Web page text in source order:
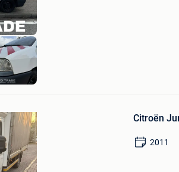
Mes
Favoris
Citroën
2011